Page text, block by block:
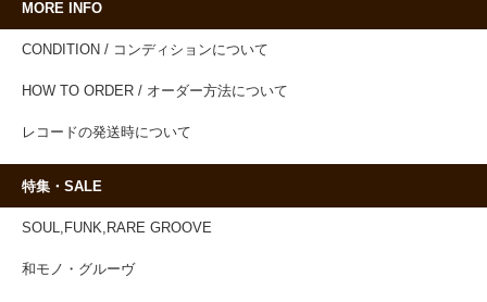
MORE INFO
CONDITION / コンディションについて
HOW TO ORDER / オーダー方法について
レコードの発送時について
特集・SALE
SOUL,FUNK,RARE GROOVE
和モノ・グルーヴ